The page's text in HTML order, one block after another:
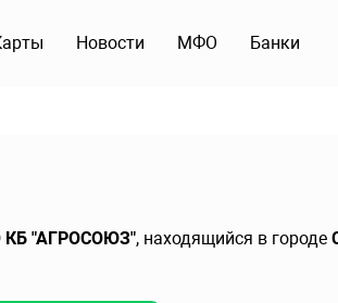
Новости МФО Банки
КБ "АГРОСОЮЗ", находящийся в городе